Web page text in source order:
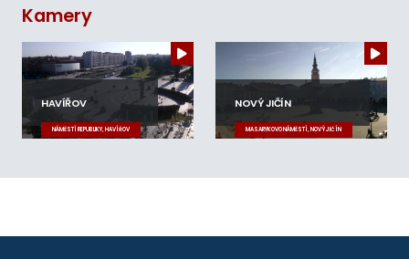
Kamery
HAVÍŘOV
NÁMĚSTÍ REPUBLIKY, HAVÍŘOV
NOVÝ JIČÍN
MASARYKOVO NÁMĚSTÍ, NOVÝ JIČÍN